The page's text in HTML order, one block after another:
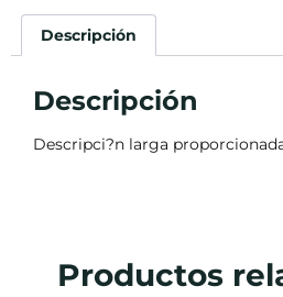
Descripción
Descripción
Descripci?n larga
Productos